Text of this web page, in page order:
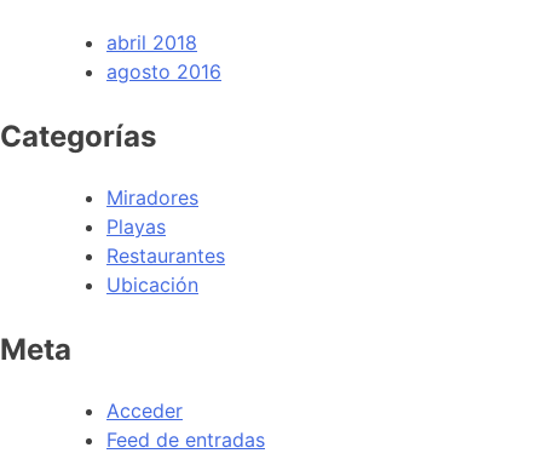
abril 2018
agosto 2016
Categorías
Miradores
Playas
Restaurantes
Ubicación
Meta
Acceder
Feed de entradas